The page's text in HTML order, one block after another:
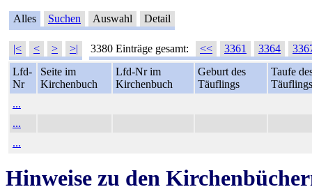
Alles Suchen Auswahl Detail
|< < > >| 3380 Einträge gesamt: << 3361 3364
Lfd-
Nr
Seite im
Kirchenbuch
Lfd-Nr im
Kirchenbuch
Geburt des
Täuflings
Taufe
Täuflings
...
...
...
Hinweise zu den